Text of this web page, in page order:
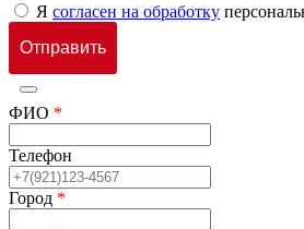
Я согласен на обработку
ФИО *
Телефон
Город *